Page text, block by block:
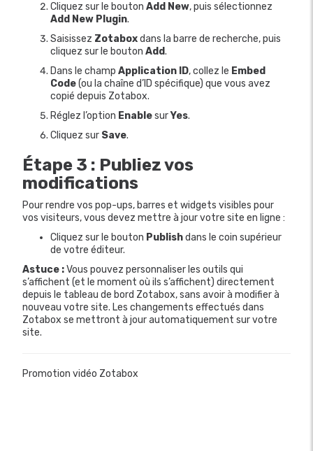
Cliquez sur le bouton Add New, puis sélectionnez
Add New Plugin.
Saisissez Zotaboxdans la barre de recherche, puis
cliquez sur le bouton Add.
Dans le champ Application ID, collez le Embed
Code(ou la chaîne d’ID spécifique) que vous avez
copié depuis Zotabox.
Réglez l’option EnablesurYes.
Cliquez sur Save.
Étape 3 : Publiez vos
modifications
Pour rendre vos pop-ups, barres et widgets visibles pour
vos visiteurs, vous devez mettre à jour votre site en ligne :
Cliquez sur le bouton Publishdans le coin supérieur
de votre éditeur.
Astuce :Vous pouvez personnaliser les outils qui
s’affichent (et le moment où ils s’affichent) directement
depuis le tableau de bord Zotabox, sans avoir à modifier à
nouveau votre site. Les changements effectués dans
Zotabox se mettront à jour automatiquement sur votre
site.
Promotion vidéo Zotabox